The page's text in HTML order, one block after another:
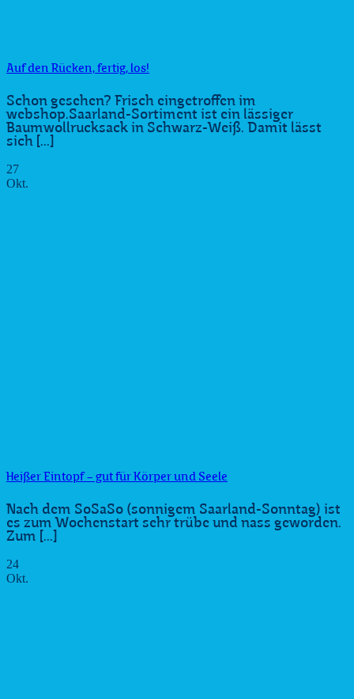
Auf den Rücken, fertig, los!
Schon gesehen? Frisch eingetroffen im
webshop.Saarland-Sortiment ist ein lässiger
Baumwollrucksack in Schwarz-Weiß. Damit lässt
sich [...]
27
Okt.
Heißer Eintopf – gut für Körper und Seele
Nach dem SoSaSo (sonnigem Saarland-Sonntag) ist
es zum Wochenstart sehr trübe und nass geworden.
Zum [...]
24
Okt.